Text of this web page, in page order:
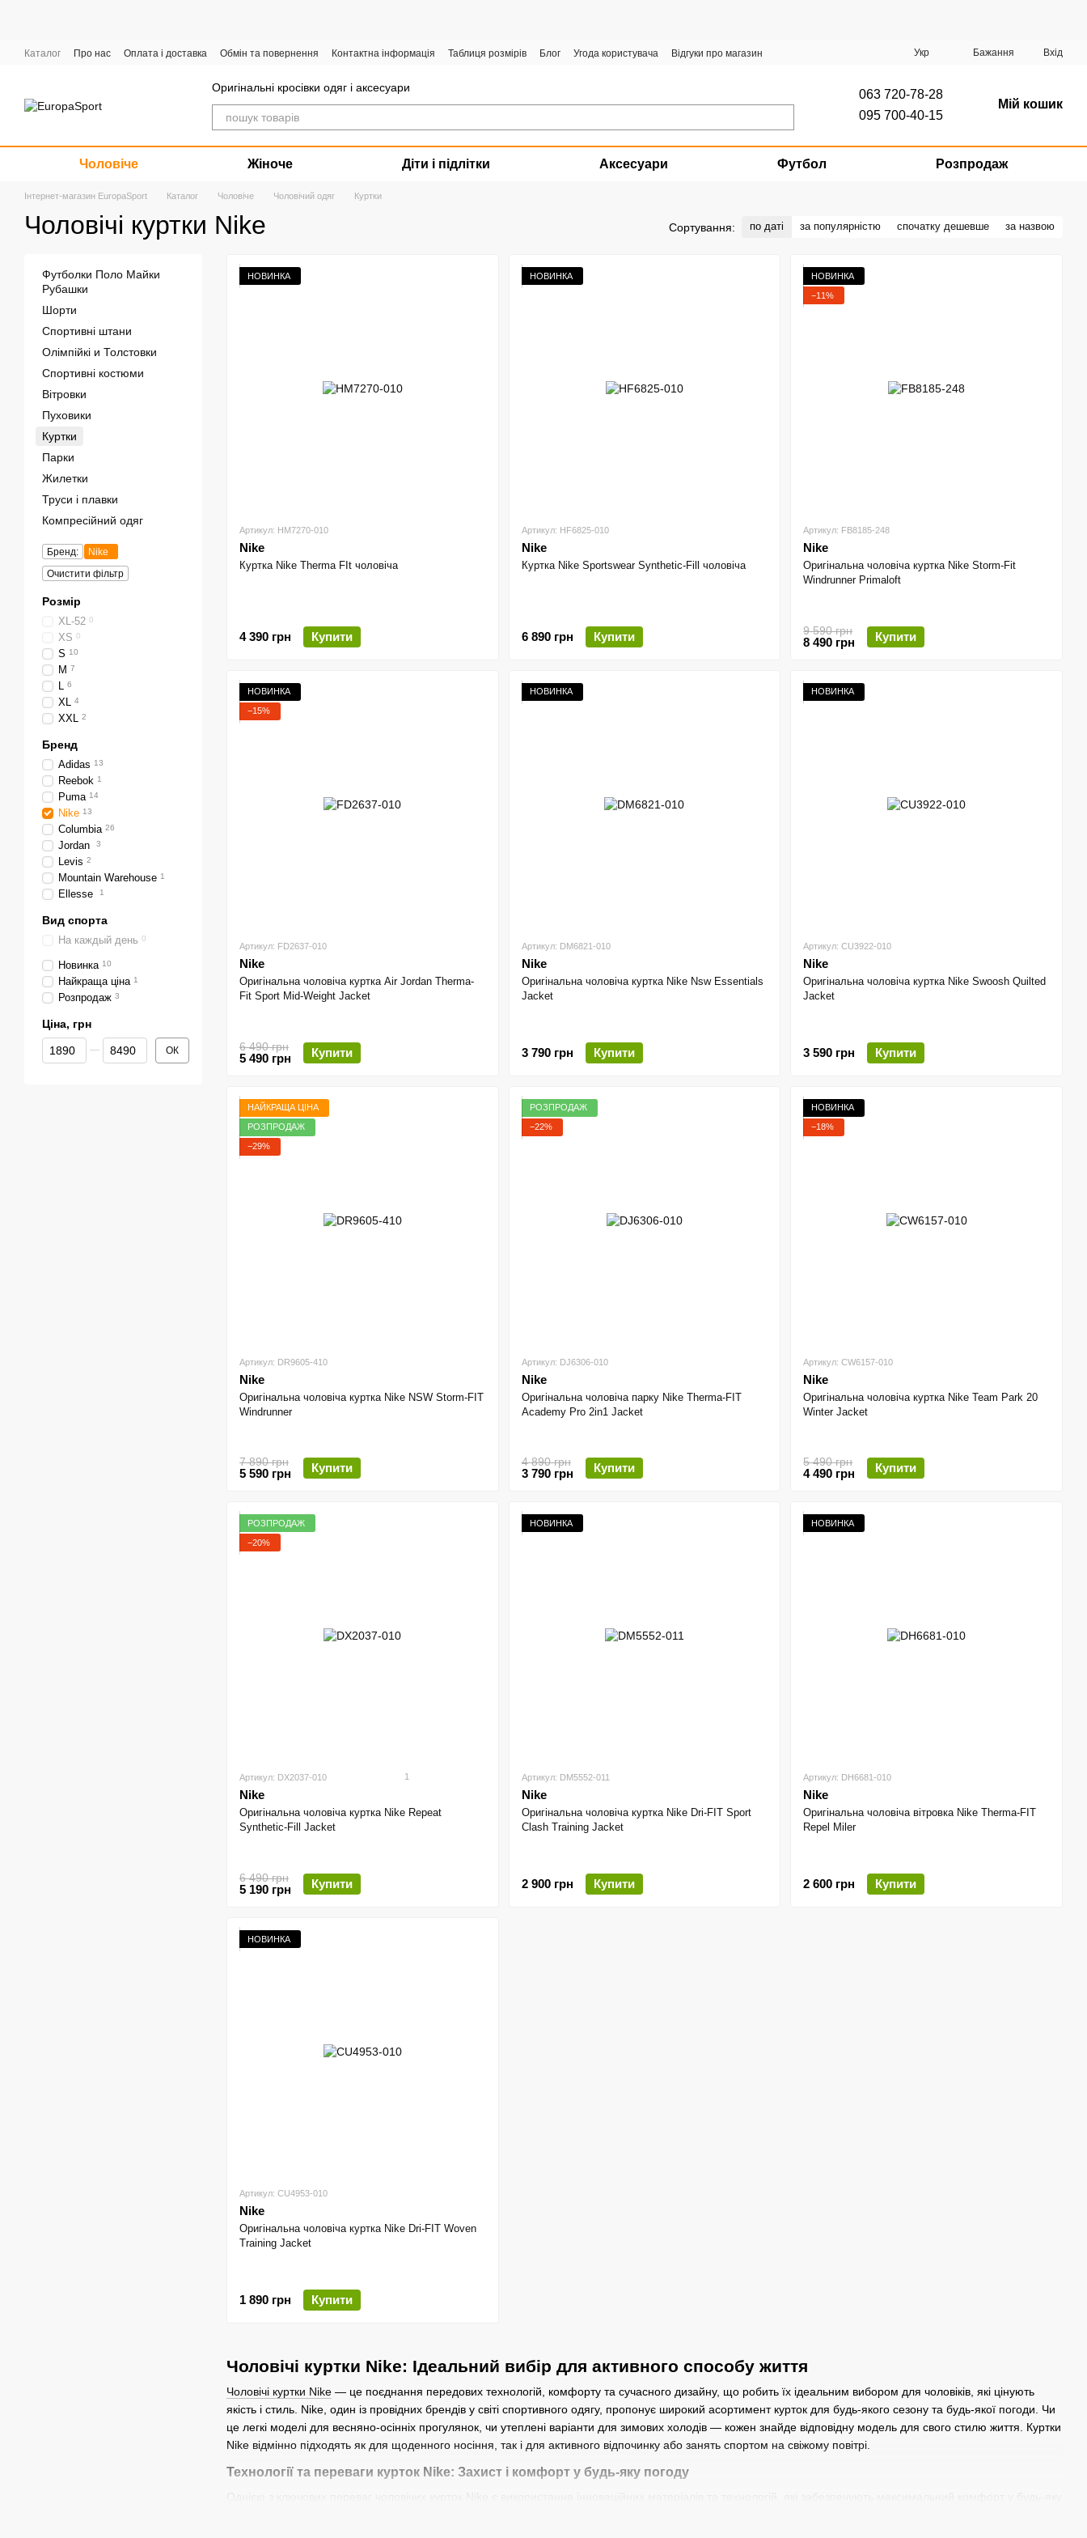
Каталог Про нас Оплата і доставка Обмін та повернення Контактна інформація Таблиця розмірів Блог Угода користувача
Відгуки про магазин
Укр Бажання Вхід
Оригінальні кросівки одяг і аксесуари
063 720-78-28
095 700-40-15
Мій кошик
Чоловіче Жіноче Діти і підлітки Аксесуари Футбол Розпродаж
Інтернет-магазин EuropaSport Каталог Чоловіче Чоловічий одяг Куртки
Чоловічі куртки Nike Сортування: по даті за популярністю спочатку дешевше за назвою
Чоловічі куртки Nike: Ідеальний вибір для активного способу життя
Чоловічі куртки Nike — це поєднання передових технологій, комфорту та сучасного дизайну, що робить їх ідеальним вибором для чоловіків, які цінують
якість і стиль. Nike, один із провідних брендів у світі спортивного одягу, пропонує широкий асортимент курток для будь-якого сезону та будь-якої погоди. Чи
це легкі моделі для весняно-осінніх прогулянок, чи утеплені варіанти для зимових холодів — кожен знайде відповідну модель для свого стилю життя. Куртки
Nike відмінно підходять як для щоденного носіння, так і для активного відпочинку або занять спортом на свіжому повітрі.
Технології та переваги курток Nike: Захист і комфорт у будь-яку погоду
НОВИНКА
Артикул: HM7270-010
Nike
Куртка Nike Therma FIt чоловіча
4 390 грн Купити
НОВИНКА
Артикул: HF6825-010
Nike
Куртка Nike Sportswear Synthetic-Fill чоловіча
6 890 грн Купити
НОВИНКА
−11%
Артикул: FB8185-248
Nike
Оригінальна чоловіча куртка Nike Storm-Fit
Windrunner Primaloft
9 590 грн
8 490 грн Купити
НОВИНКА
−15%
Артикул: FD2637-010
Nike
Оригінальна чоловіча куртка Air Jordan Therma-
Fit Sport Mid-Weight Jacket
6 490 грн
5 490 грн Купити
НОВИНКА
Артикул: DM6821-010
Nike
Оригінальна чоловіча куртка Nike Nsw Essentials
Jacket
3 790 грн Купити
НОВИНКА
Артикул: CU3922-010
Nike
Оригінальна чоловіча куртка Nike Swoosh Quilted
Jacket
3 590 грн Купити
НАЙКРАЩА ЦІНА
РОЗПРОДАЖ
−29%
Артикул: DR9605-410
Nike
Оригінальна чоловіча куртка Nike NSW Storm-FIT
Windrunner
7 890 грн
5 590 грн Купити
РОЗПРОДАЖ
−22%
Артикул: DJ6306-010
Nike
Оригінальна чоловіча парку Nike Therma-FIT
Academy Pro 2in1 Jacket
4 890 грн
3 790 грн Купити
НОВИНКА
−18%
Артикул: CW6157-010
Nike
Оригінальна чоловіча куртка Nike Team Park 20
Winter Jacket
5 490 грн
4 490 грн Купити
РОЗПРОДАЖ
−20%
Артикул: DX2037-010 1
Nike
Оригінальна чоловіча куртка Nike Repeat
Synthetic-Fill Jacket
6 490 грн
5 190 грн Купити
НОВИНКА
Артикул: DM5552-011
Nike
Оригінальна чоловіча куртка Nike Dri-FIT Sport
Clash Training Jacket
2 900 грн Купити
НОВИНКА
Артикул: DH6681-010
Nike
Оригінальна чоловіча вітровка Nike Therma-FIT
Repel Miler
2 600 грн Купити
НОВИНКА
Артикул: CU4953-010
Nike
Оригінальна чоловіча куртка Nike Dri-FIT Woven
Training Jacket
1 890 грн Купити
Футболки Поло Майки
Рубашки
Шорти
Спортивні штани
Олімпійкі и Толстовки
Спортивні костюми
Вітровки
Пуховики
Куртки
Парки
Жилетки
Труси і плавки
Компресійний одяг
Бренд:
Nike
Очистити фільтр
Розмір
XL-52 0
XS 0
S 10
M 7
L 6
XL 4
XXL 2
Бренд
Adidas 13
Reebok 1
Puma 14
Nike 13
Columbia 26
Jordan 3
Levis 2
Mountain Warehouse 1
Ellesse 1
Вид спорта
На каждый день 0
Новинка 10
Найкраща ціна 1
Розпродаж 3
Ціна, грн
Від Ціна, грн
До Ціна, грн ОК